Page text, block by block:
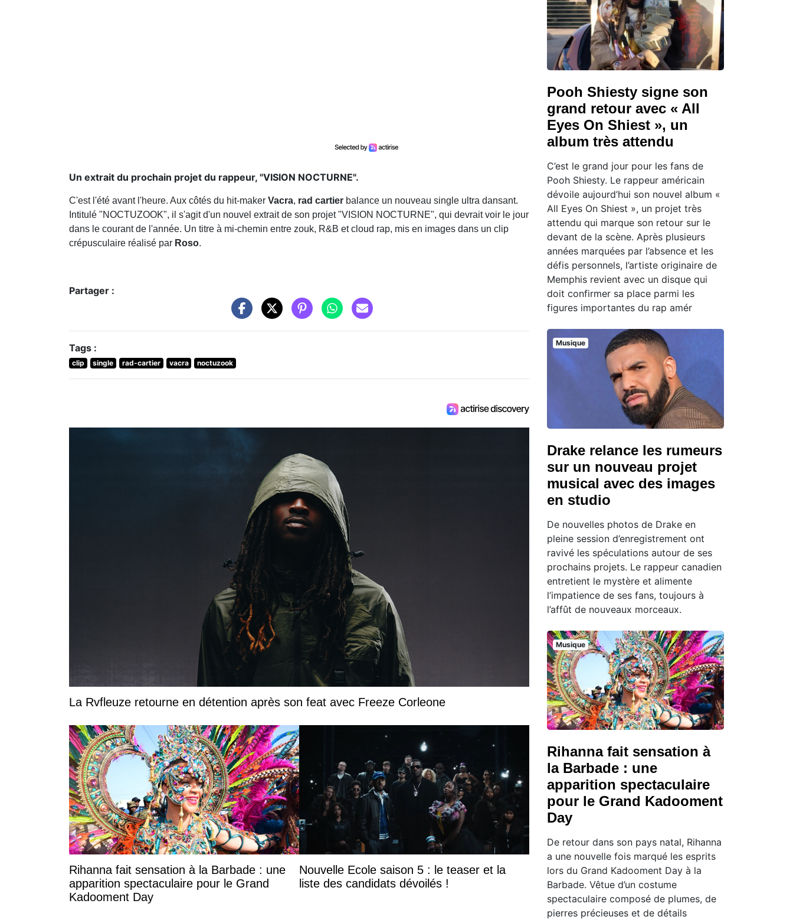
Un extrait du prochain projet du rappeur, "VISION NOCTURNE".
C'est l'été avant l'heure. Aux côtés du hit-maker Vacra, rad cartier balance un nouveau single ultra dansant.
Intitulé "NOCTUZOOK", il s'agit d'un nouvel extrait de son projet "VISION NOCTURNE", qui devrait voir le jour
dans le courant de l'année. Un titre à mi-chemin entre zouk, R&B et cloud rap, mis en images dans un clip
crépusculaire réalisé par Roso.
Partager :
Tags :
clip single rad-cartier vacra noctuzook
La Rvfleuze retourne en détention après son feat avec Freeze Corleone
Rihanna fait sensation à la Barbade : une
apparition spectaculaire pour le Grand
Kadooment Day
Nouvelle Ecole saison 5 : le teaser et la
liste des candidats dévoilés !
Pooh Shiesty signe son
grand retour avec « All
Eyes On Shiest », un
album très attendu
C’est le grand jour pour les fans de
Pooh Shiesty. Le rappeur américain
dévoile aujourd’hui son nouvel album «
All Eyes On Shiest », un projet très
attendu qui marque son retour sur le
devant de la scène. Après plusieurs
années marquées par l’absence et les
défis personnels, l’artiste originaire de
Memphis revient avec un disque qui
doit confirmer sa place parmi les
figures importantes du rap amér
Musique
Drake relance les rumeurs
sur un nouveau projet
musical avec des images
en studio
De nouvelles photos de Drake en
pleine session d’enregistrement ont
ravivé les spéculations autour de ses
prochains projets. Le rappeur canadien
entretient le mystère et alimente
l’impatience de ses fans, toujours à
l’affût de nouveaux morceaux.
Musique
Rihanna fait sensation à
la Barbade : une
apparition spectaculaire
pour le Grand Kadooment
Day
De retour dans son pays natal, Rihanna
a une nouvelle fois marqué les esprits
lors du Grand Kadooment Day à la
Barbade. Vêtue d’un costume
spectaculaire composé de plumes, de
pierres précieuses et de détails